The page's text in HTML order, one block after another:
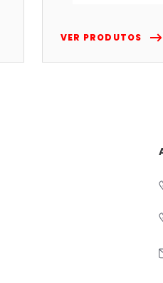
VER PRODUTOS